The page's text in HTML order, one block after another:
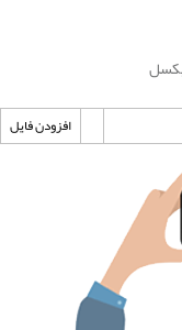
افزودن فایل